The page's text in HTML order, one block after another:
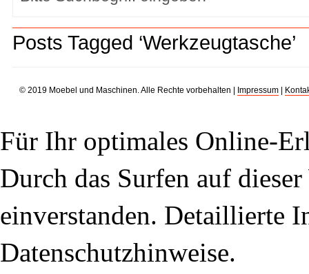
Posts Tagged ‘Werkzeugtasche’
© 2019 Moebel und Maschinen. Alle Rechte vorbehalten | Impressum|
Für Ihr optimales Online-
Durch das Surfen auf
einverstanden. Detaillierte
Datenschutzhinweise.